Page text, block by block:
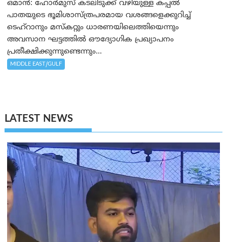
ഒമാന്‍: ഹോർമുസ് കടലിടുക്ക് വഴിയുള്ള കപ്പൽ
പാതയുടെ ഭൂമിശാസ്ത്രപരമായ വശങ്ങളെക്കുറിച്ച്
ടെഹ്‌റാനും മസ്‌കറ്റും ധാരണയിലെത്തിയെന്നും
അവസാന ഘട്ടത്തിൽ ഔദ്യോഗിക പ്രഖ്യാപനം
പ്രതീക്ഷിക്കുന്നുണ്ടെന്നും...
MIDDLE EAST/GULF
LATEST NEWS